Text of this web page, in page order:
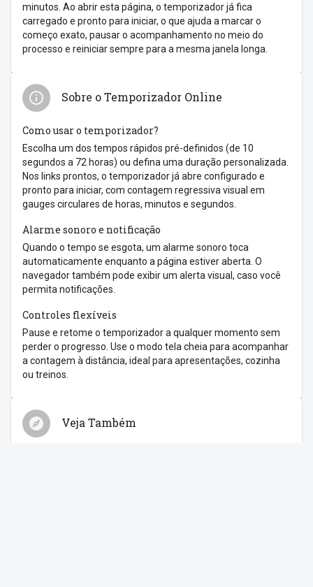
minutos. Ao abrir esta página, o temporizador já fica
carregado e pronto para iniciar, o que ajuda a marcar o
começo exato, pausar o acompanhamento no meio do
processo e reiniciar sempre para a mesma janela longa.
Sobre o Temporizador Online
Como usar o temporizador?
Escolha um dos tempos rápidos pré-definidos (de 10
segundos a 72 horas) ou defina uma duração personalizada.
Nos links prontos, o temporizador já abre configurado e
pronto para iniciar, com contagem regressiva visual em
gauges circulares de horas, minutos e segundos.
Alarme sonoro e notificação
Quando o tempo se esgota, um alarme sonoro toca
automaticamente enquanto a página estiver aberta. O
navegador também pode exibir um alerta visual, caso você
permita notificações.
Controles flexíveis
Pause e retome o temporizador a qualquer momento sem
perder o progresso. Use o modo tela cheia para acompanhar
a contagem à distância, ideal para apresentações, cozinha
ou treinos.
Veja Também